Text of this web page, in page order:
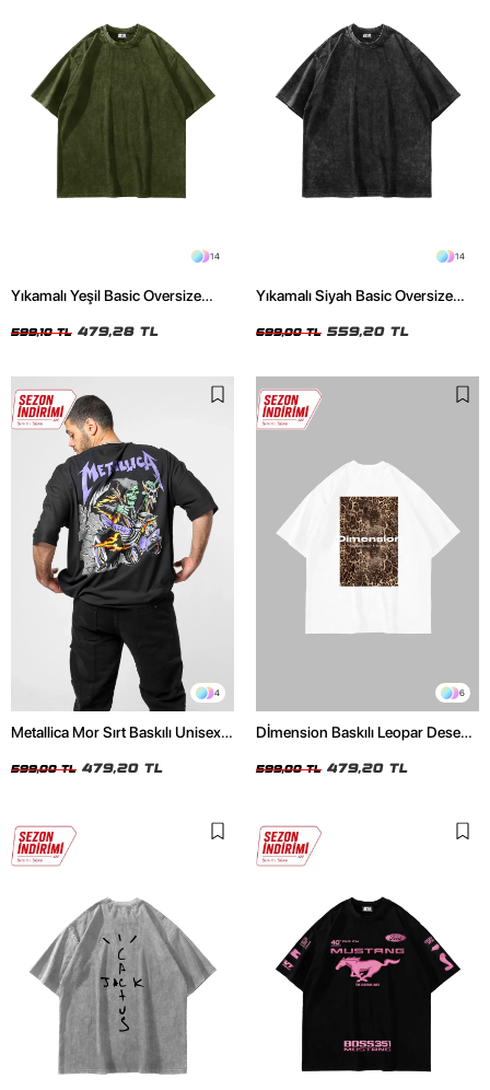
14
Yıkamalı Yeşil Basic Oversize
599,10 TL 479,28 TL
14
Yıkamalı Siyah Basic Oversize
699,00 TL 559,20 TL
4
Metallica Mor Sırt Baskılı Unisex
599,00 TL 479,20 TL
6
Dİmension Baskılı Leopar Desenli
Tshirt
599,00 TL 479,20 TL